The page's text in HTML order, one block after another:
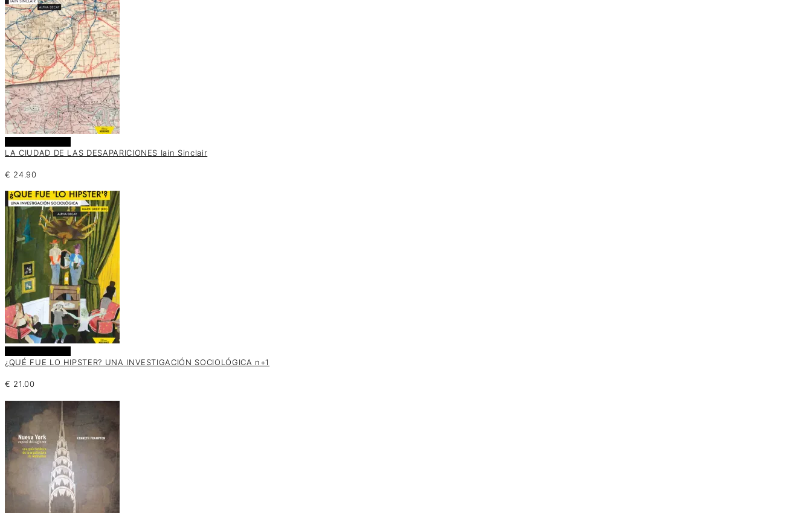
LA CIUDAD DE LAS DESAPARICIONES Iain Sinclair
€ 24.90
¿QUÉ FUE LO HIPSTER? UNA INVESTIGACIÓN SOCIOLÓGICA n+1
€ 21.00